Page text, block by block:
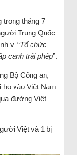
trong tháng 7,
Trung Quốc
vi “Tổ chức
cảnh trái phép”.
Bộ Công an,
họ vào Việt Nam
đường Việt
Việt và 1 bị